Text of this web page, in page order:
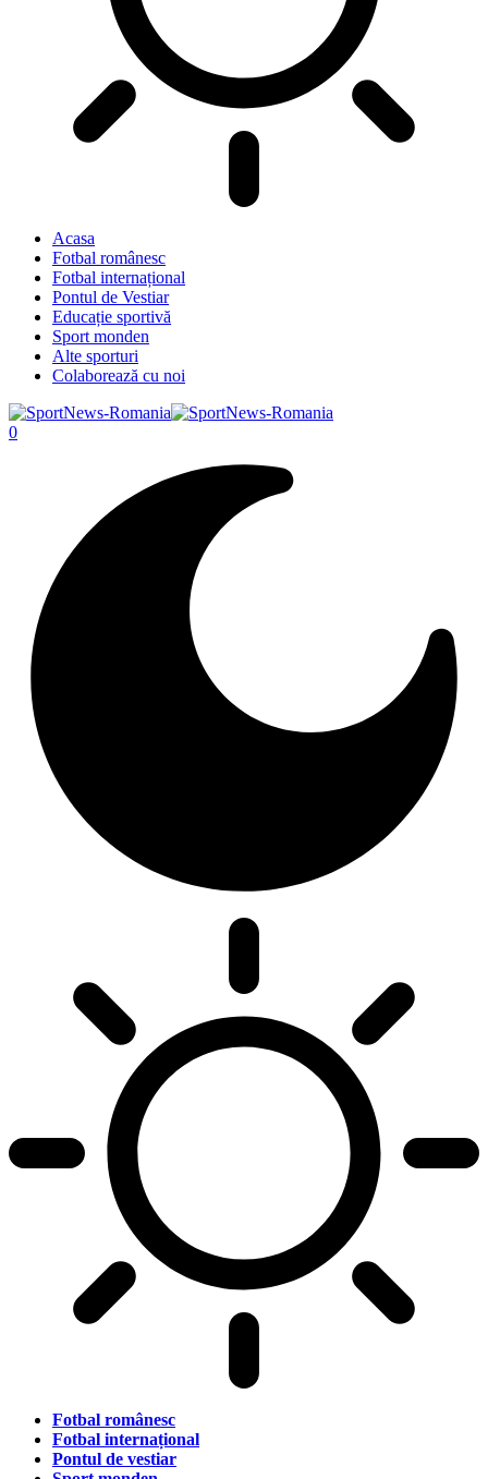
Acasa
Fotbal românesc
Fotbal internațional
Pontul de Vestiar
Educație sportivă
Sport monden
Alte sporturi
Colaborează cu noi
0
Fotbal românesc
Fotbal internațional
Pontul de vestiar